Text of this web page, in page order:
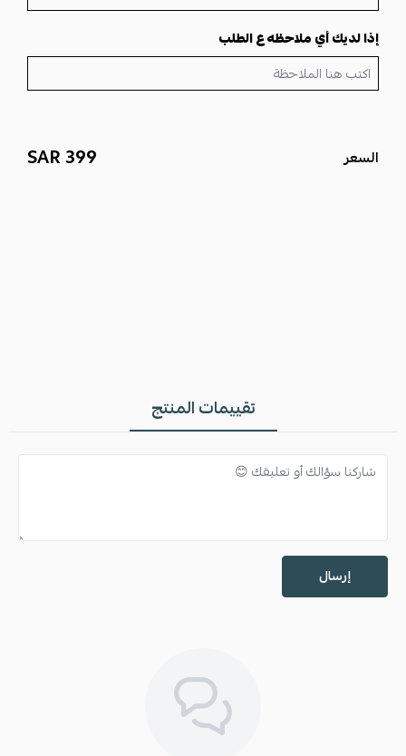
إذا لديك أي ملاحظه ع الطلب
السعر 399 SAR
تقييمات المنتج
إرسال